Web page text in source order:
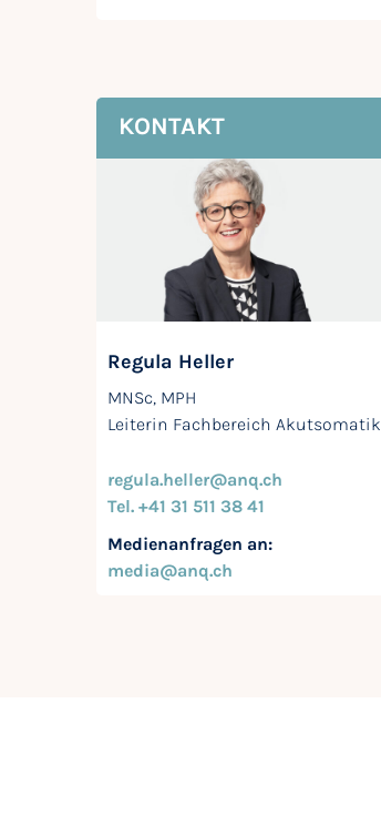
KONTAKT
Regula Heller
MNSc, MPH
Leiterin Fachbereich Akutsomatik
regula.heller@anq.ch
Tel. +41 31 511 38 41
Medienanfragen an:
media@anq.ch